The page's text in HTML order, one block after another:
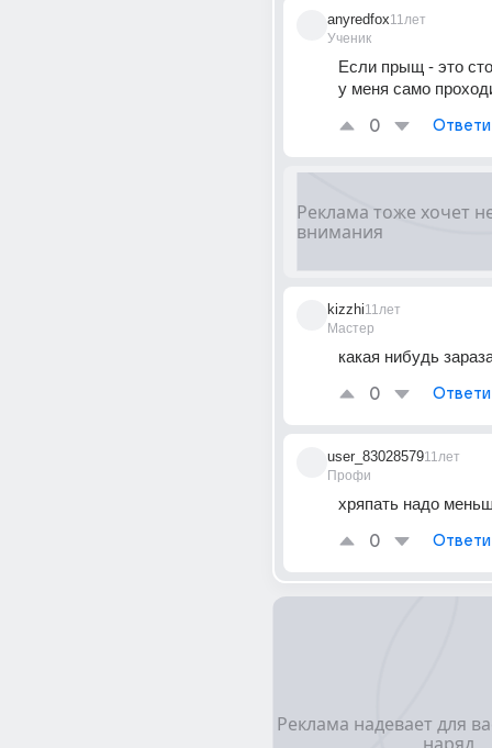
anyredfox
Ученик
11лет
Если прыщ - это
у меня само
0
kizzhi
Мастер
11лет
какая нибудь
0
user_83028579
Профи
11лет
хряпать надо
0